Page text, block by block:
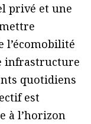
privé et une
l’écomobilité
infrastructure
quotidiens
est
à l’horizon